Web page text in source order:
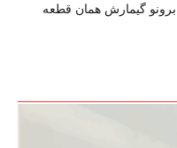
برونو گیمارش همان قطعه